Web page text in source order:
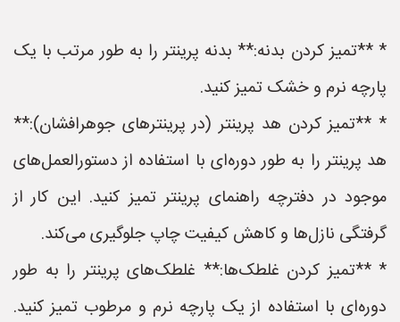
* **تمیز کردن بدنه:** بدنه پرینتر را به طور مرتب با یک
پارچه نرم و خشک تمیز کنید.
* **تمیز کردن هد پرینتر (در پرینترهای جوهرافشان):**
هد پرینتر را به طور دوره‌ای با استفاده از دستورالعمل‌های
موجود در دفترچه راهنمای پرینتر تمیز کنید. این کار از
گرفتگی نازل‌ها و کاهش کیفیت چاپ جلوگیری می‌کند.
* **تمیز کردن غلطک‌ها:** غلطک‌های پرینتر را به طور
دوره‌ای با استفاده از یک پارچه نرم و مرطوب تمیز کنید.